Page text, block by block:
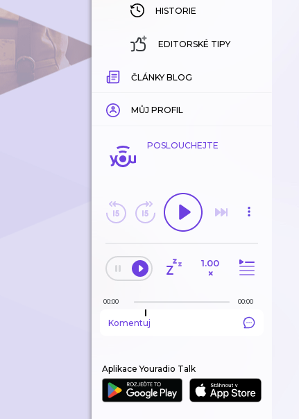
HISTORIE
EDITORSKÉ TIPY
ČLÁNKY BLOG
MŮJ PROFIL
POSLOUCHEJTE
1.00
×
00:00 00:00
Komentuj
Aplikace Youradio Talk